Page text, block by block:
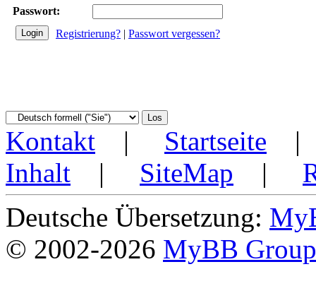
Passwort:
Registrierung? | Passwort vergessen?
Kontakt | Startseite
Inhalt | SiteMap |
Deutsche Übersetzung:
© 2002-2026 MyBB Group